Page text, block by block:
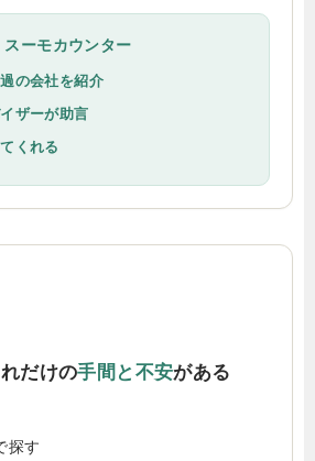
スーモカウンター
の会社を紹介
ザーが助言
くれる
だけの手間と不安がある
探す